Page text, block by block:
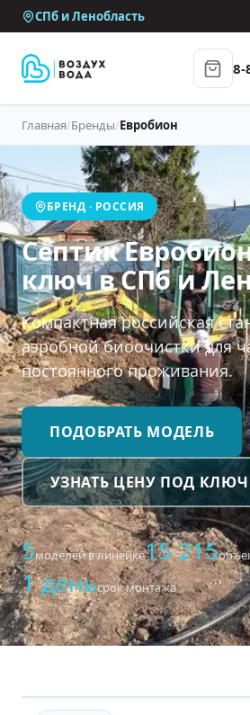
СПб и Ленобласть
8-
Главная/Бренды/Евробион
БРЕНД · РОССИЯ
Септик
ключ в СПб и
Компактная российская
аэробной биоочистки для
постоянного проживания.
ПОДОБРАТЬ МОДЕЛЬ
УЗНАТЬ ЦЕНУ ПОД КЛЮЧ
5моделей в линейке15 215
1 деньсрок монтажа